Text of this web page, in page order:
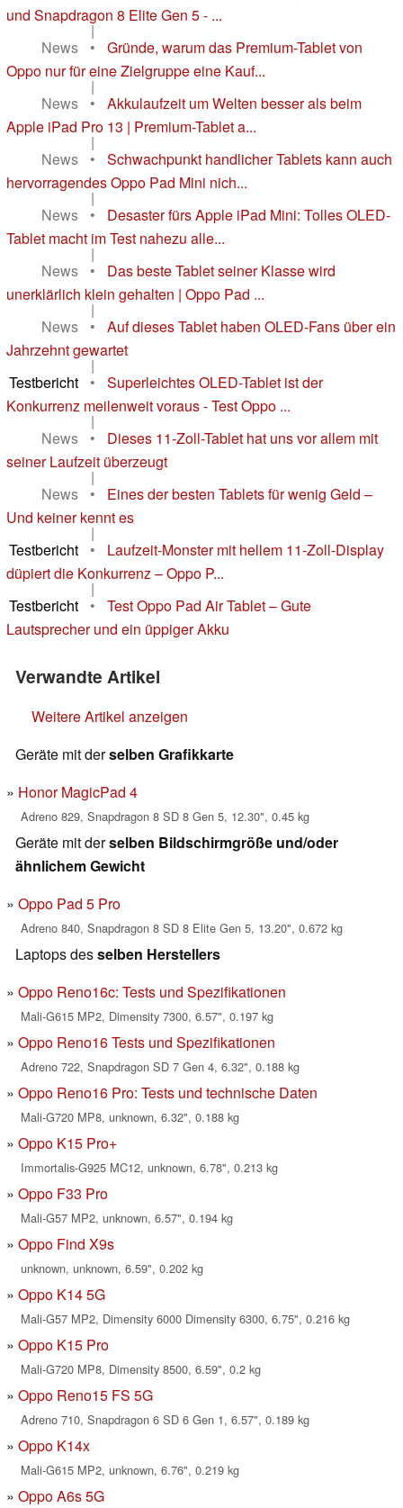
und Snapdragon 8 Elite Gen 5 - ...
|
News
•
Gründe, warum das Premium-Tablet von
Oppo nur für eine Zielgruppe eine Kauf...
|
News
•
Akkulaufzeit um Welten besser als beim
Apple iPad Pro 13 | Premium-Tablet a...
|
News
•
Schwachpunkt handlicher Tablets kann auch
hervorragendes Oppo Pad Mini nich...
|
News
•
Desaster fürs Apple iPad Mini: Tolles OLED-
Tablet macht im Test nahezu alle...
|
News
•
Das beste Tablet seiner Klasse wird
unerklärlich klein gehalten | Oppo Pad ...
|
News
•
Auf dieses Tablet haben OLED-Fans über ein
Jahrzehnt gewartet
|
Testbericht
•
Superleichtes OLED-Tablet ist der
Konkurrenz meilenweit voraus - Test Oppo ...
|
News
•
Dieses 11-Zoll-Tablet hat uns vor allem mit
seiner Laufzeit überzeugt
|
News
•
Eines der besten Tablets für wenig Geld –
Und keiner kennt es
|
Testbericht
•
Laufzeit-Monster mit hellem 11-Zoll-Display
düpiert die Konkurrenz – Oppo P...
|
Testbericht
•
Test Oppo Pad Air Tablet – Gute
Lautsprecher und ein üppiger Akku
Verwandte Artikel
Weitere Artikel anzeigen
Geräte mit derselben Grafikkarte
Honor MagicPad 4
Adreno 829, Snapdragon 8 SD 8 Gen 5, 12.30", 0.45 kg
Geräte mit derselben Bildschirmgröße und/oder
ähnlichem Gewicht
Oppo Pad 5 Pro
Adreno 840, Snapdragon 8 SD 8 Elite Gen 5, 13.20", 0.672 kg
Laptops desselben Herstellers
Oppo Reno16c: Tests und Spezifikationen
Mali-G615 MP2, Dimensity 7300, 6.57", 0.197 kg
Oppo Reno16 Tests und Spezifikationen
Adreno 722, Snapdragon SD 7 Gen 4, 6.32", 0.188 kg
Oppo Reno16 Pro: Tests und technische Daten
Mali-G720 MP8, unknown, 6.32", 0.188 kg
Oppo K15 Pro+
Immortalis-G925 MC12, unknown, 6.78", 0.213 kg
Oppo F33 Pro
Mali-G57 MP2, unknown, 6.57", 0.194 kg
Oppo Find X9s
unknown, unknown, 6.59", 0.202 kg
Oppo K14 5G
Mali-G57 MP2, Dimensity 6000 Dimensity 6300, 6.75", 0.216 kg
Oppo K15 Pro
Mali-G720 MP8, Dimensity 8500, 6.59", 0.2 kg
Oppo Reno15 FS 5G
Adreno 710, Snapdragon 6 SD 6 Gen 1, 6.57", 0.189 kg
Oppo K14x
Mali-G615 MP2, unknown, 6.76", 0.219 kg
Oppo A6s 5G